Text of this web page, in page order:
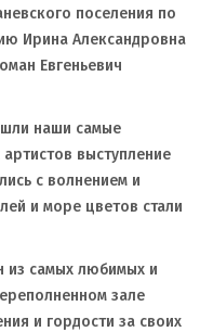
поселения по
Ирина Александровна
Евгеньевич
наши самые
выступление
с волнением и
и море цветов стали
из самых любимых и
зале
и гордости за своих